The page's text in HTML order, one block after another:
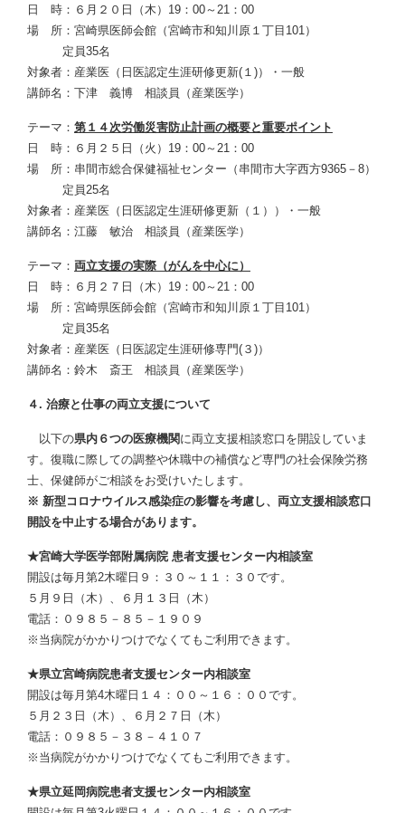
日 時：６月２０日（木）19：00～21：00
場 所：宮崎県医師会館（宮崎市和知川原１丁目101）
定員35名
対象者：産業医（日医認定生涯研修更新(１)）・一般
講師名：下津 義博 相談員（産業医学）
テーマ： 第１４次労働災害防止計画の概要と重要ポイント
日 時：６月２５日（火）19：00～21：00
場 所：串間市総合保健福祉センター（串間市大字西方9365－8）
定員25名
対象者：産業医（日医認定生涯研修更新（１））・一般
講師名：江藤 敏治 相談員（産業医学）
テーマ： 両立支援の実際（がんを中心に）
日 時：６月２７日（木）19：00～21：00
場 所：宮崎県医師会館（宮崎市和知川原１丁目101）
定員35名
対象者：産業医（日医認定生涯研修専門(３)）
講師名：鈴木 斎王 相談員（産業医学）
４. 治療と仕事の両立支援について
以下の県内６つの医療機関に両立支援相談窓口を開設していま
す。復職に際しての調整や休職中の補償など専門の社会保険労務
士、保健師がご相談をお受けいたします。
※ 新型コロナウイルス感染症の影響を考慮し、両立支援相談窓口
開設を中止する場合があります。
★宮崎大学医学部附属病院 患者支援センター内相談室
開設は毎月第2木曜日９：３０～１１：３０です。
５月９日（木）、６月１３日（木）
電話：０９８５－８５－１９０９
※当病院がかかりつけでなくてもご利用できます。
★県立宮崎病院患者支援センター内相談室
開設は毎月第4木曜日１４：００～１６：００です。
５月２３日（木）、６月２７日（木）
電話：０９８５－３８－４１０７
※当病院がかかりつけでなくてもご利用できます。
★県立延岡病院患者支援センター内相談室